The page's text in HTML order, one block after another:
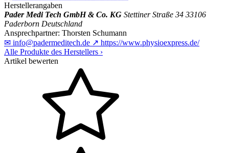
Herstellerangaben
Pader Medi Tech GmbH & Co. KG Stettiner Straße 34 33106
Paderborn Deutschland
Ansprechpartner: Thorsten Schumann
✉ info@padermeditech.de ↗ https://www.physioexpress.de/
Alle Produkte des Herstellers ›
Artikel bewerten